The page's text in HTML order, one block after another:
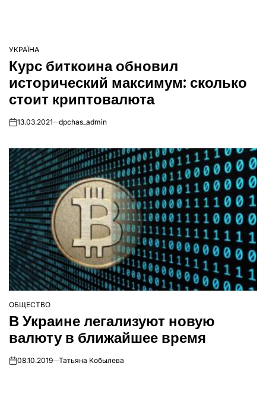
ОПУБЛІКУВАТИ
У
УКРАЇНА
Курс биткоина обновил
исторический максимум: сколько
стоит криптовалюта
on13.03.2021 dpchas_admin
ОПУБЛІКУВАТИ
У
ОБЩЕСТВО
В Украине легализуют новую
валюту в ближайшее время
on08.10.2019 Татьяна Кобылева